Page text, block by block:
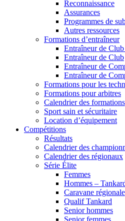
Reconnaissance
Assurances
Programmes de
Autres ressources
Formations d’entraîneur
Entraîneur de Club
Entraîneur de Club
Entraîneur de
Entraîneur de
Formations pour les
Formations pour arbitres
Calendrier des formations
Sport sain et sécuritaire
Location d’équipement
Compétitions
Résultats
Calendrier des
Calendrier des régionaux
Série Élite
Femmes
Hommes –
Caravane régionale
Qualif Tankard
Senior hommes
Senior femmes